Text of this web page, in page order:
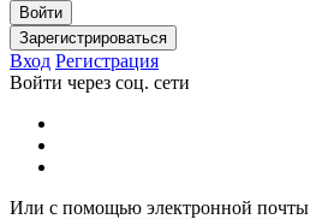
Войти
Зарегистрироваться
Вход Регистрация
Войти через соц. сети
Или с помощью электронной почты